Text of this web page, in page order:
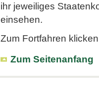
ihr jeweiliges
einsehen.
Zum Fortfahren
Zum Seitenanfang